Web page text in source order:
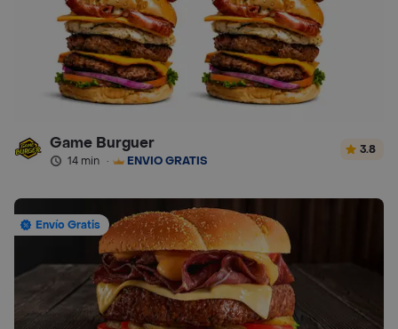
Game Burguer
14 min · ENVÍO GRATIS
3.8
Envío Gratis